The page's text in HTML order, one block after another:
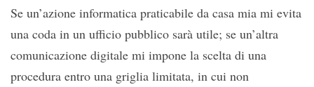
Se un’azione informatica praticabile da casa mia mi evita
una coda in un ufficio pubblico sarà utile; se un’altra
comunicazione digitale mi impone la scelta di una
procedura entro una griglia limitata, in cui non